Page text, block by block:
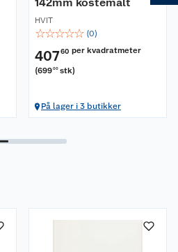
142mm kostemalt
HVIT
☆☆☆☆☆ (0)
40760 per kvadratmeter
(699 00 stk)
På lager i 3 butikker